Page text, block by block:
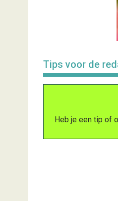
Tips voor de
Heb je een tip of